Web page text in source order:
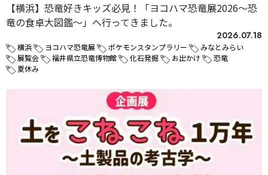
【横浜】恐竜好きキッズ必見！「ヨコハマ恐竜展2026～恐
竜の食卓大図鑑～」へ行ってきました。
2026.07.18
横浜 ヨコハマ恐竜展 ポケモンスタンプラリー
みなとみらい
展覧会
福井県立恐竜博物館 化石発掘 お出かけ
恐竜
夏休み